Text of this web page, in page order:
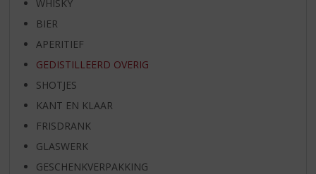
WHISKY
BIER
APERITIEF
GEDISTILLEERD OVERIG
SHOTJES
KANT EN KLAAR
FRISDRANK
GLASWERK
GESCHENKVERPAKKING